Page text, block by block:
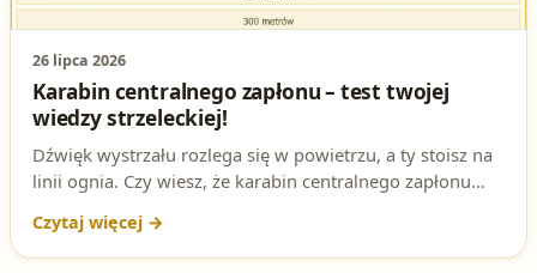
26 lipca 2026
Karabin centralnego zapłonu – test twojej
wiedzy strzeleckiej!
Dźwięk wystrzału rozlega się w powietrzu, a ty stoisz na
linii ognia. Czy wiesz, że karabin centralnego zapłonu
zaskoczyć? Sprawdź swoją wiedzę i przygotuj się do
egzaminu!